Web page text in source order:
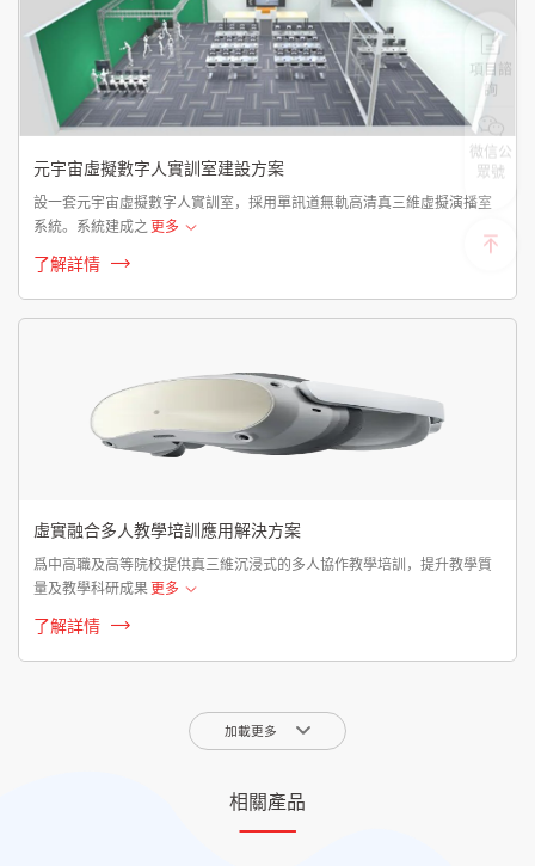
元宇宙虛擬數字人實訓室建設方案
設一套元宇宙虛擬數字人實訓室，採用單訊道無軌高清真三維虛擬演播室
系統。系統建成之 更多
了解詳情
虛實融合多人教學培訓應用解決方案
爲中高職及高等院校提供真三維沉浸式的多人協作教學培訓，提升教學質
量及教學科研成果更多
了解詳情
加載更多
相關產品
項目諮
詢
微信公
眾號